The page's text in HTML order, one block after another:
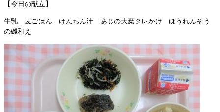
【今日の献立】
牛乳 麦ごはん けんちん汁 あじの大葉タレかけ ほうれんそう
の磯和え